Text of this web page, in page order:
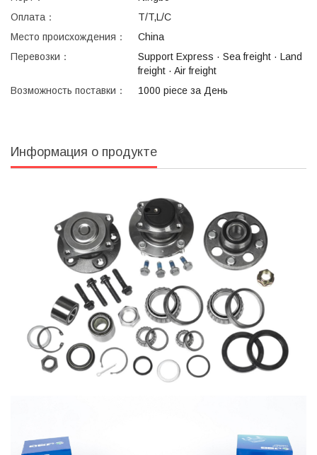
Оплата：
T/T,L/C
Место происхождения：
China
Перевозки：
Support Express · Sea freight · Land
freight · Air freight
Возможность поставки：
1000 piece за День
Информация о продукте